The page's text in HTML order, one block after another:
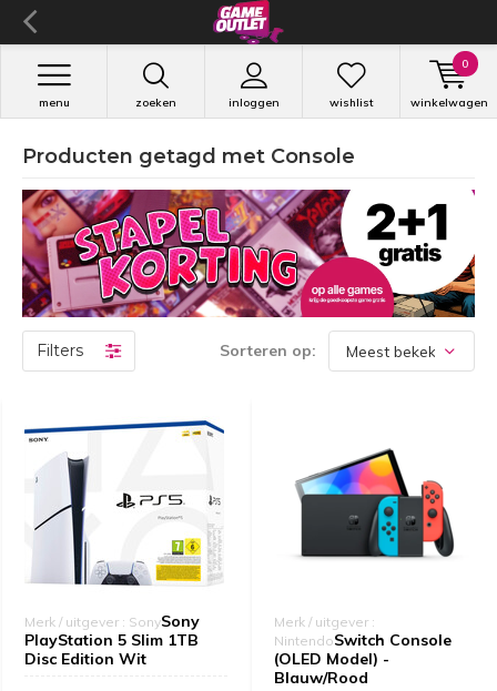
zoeken inloggen
menu wishlist winkelwagen
0
Producten getagd met Console
Filters Sorteren op:
Merk / uitgever : SonySony
PlayStation 5 Slim 1TB
Disc Edition Wit
Merk / uitgever :
NintendoSwitch Console
(OLED Model) -
Blauw/Rood